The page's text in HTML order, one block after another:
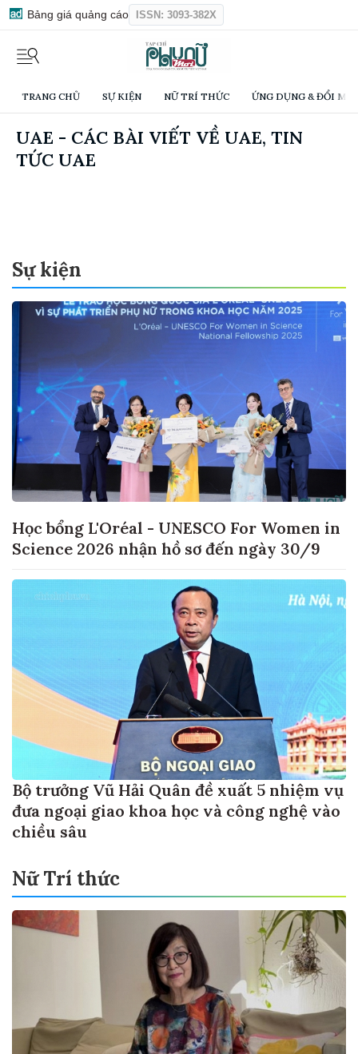
Bảng giá quảng cáo ISSN: 3093-382X
TRANG CHỦ SỰ KIỆN NỮ TRÍ THỨC ỨNG DỤNG & ĐỔI
UAE - CÁC BÀI VIẾT VỀ UAE, TIN
TỨC UAE
Sự kiện
Học bổng L'Oréal - UNESCO For Women in
Science 2026 nhận hồ sơ đến ngày 30/9
Bộ trưởng Vũ Hải Quân đề xuất 5 nhiệm vụ
đưa ngoại giao khoa học và công nghệ vào
chiều sâu
Nữ Trí thức